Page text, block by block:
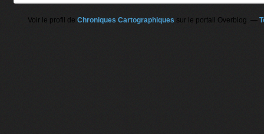
Voir le profil de Chroniques Cartographiques sur le portail Overblog